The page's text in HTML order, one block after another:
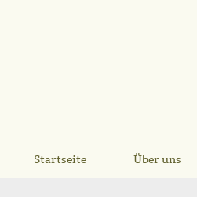
Startseite Über uns